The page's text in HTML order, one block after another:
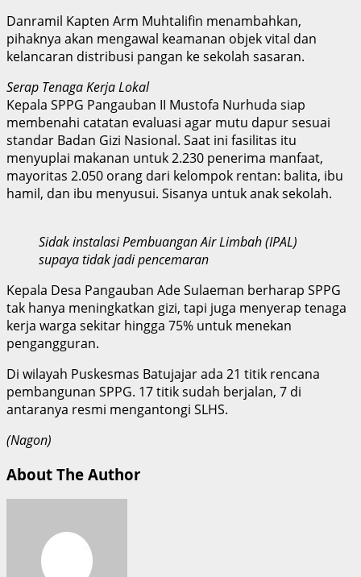
Danramil Kapten Arm Muhtalifin menambahkan,
pihaknya akan mengawal keamanan objek vital dan
kelancaran distribusi pangan ke sekolah sasaran.
Serap Tenaga Kerja Lokal
Kepala SPPG Pangauban II Mustofa Nurhuda siap
membenahi catatan evaluasi agar mutu dapur sesuai
standar Badan Gizi Nasional. Saat ini fasilitas itu
menyuplai makanan untuk 2.230 penerima manfaat,
mayoritas 2.050 orang dari kelompok rentan: balita, ibu
hamil, dan ibu menyusui. Sisanya untuk anak sekolah.
Sidak instalasi Pembuangan Air Limbah (IPAL)
supaya tidak jadi pencemaran
Kepala Desa Pangauban Ade Sulaeman berharap SPPG
tak hanya meningkatkan gizi, tapi juga menyerap tenaga
kerja warga sekitar hingga 75% untuk menekan
pengangguran.
Di wilayah Puskesmas Batujajar ada 21 titik rencana
pembangunan SPPG. 17 titik sudah berjalan, 7 di
antaranya resmi mengantongi SLHS.
(Nagon)
About The Author